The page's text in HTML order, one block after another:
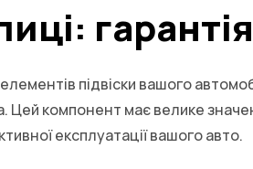
підвіски вашого
Цей компонент має велике
експлуатації вашого авто.